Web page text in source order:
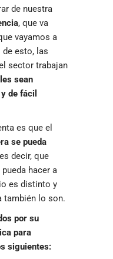
de nuestra
, que va
vayamos a
de esto, las
sector trabajan
sean
de fácil
es que el
se pueda
decir, que
hacer a
es distinto y
también lo son.
por su
para
siguientes: